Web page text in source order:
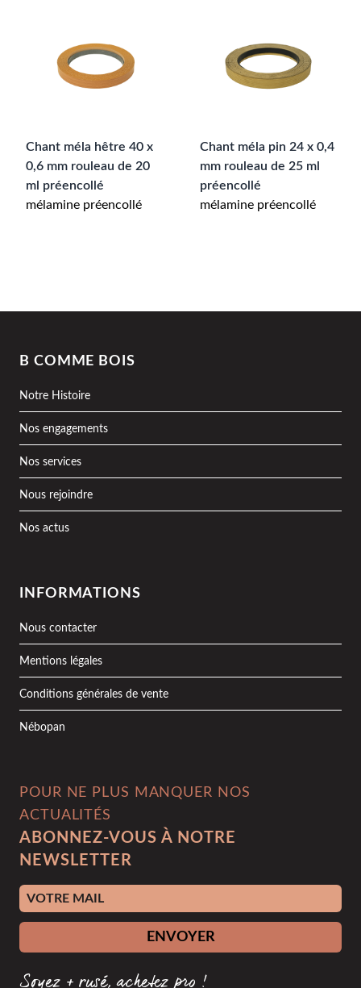
Chant méla hêtre 40 x
0,6 mm rouleau de 20
ml préencollé
mélamine préencollé
Chant méla pin 24 x 0,4
mm rouleau de 25 ml
préencollé
mélamine préencollé
B COMME BOIS
Notre Histoire
Nos engagements
Nos services
Nous rejoindre
Nos actus
INFORMATIONS
Nous contacter
Mentions légales
Conditions générales de vente
Nébopan
POUR NE PLUS MANQUER NOS
ACTUALITÉS
ABONNEZ-VOUS À NOTRE
NEWSLETTER
Adresse e-mail
ENVOYER